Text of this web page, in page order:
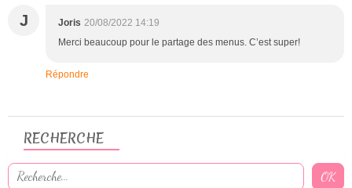
J Joris 20/08/2022 14:19
Merci beaucoup pour le partage des menus. C’est super!
Répondre
RECHERCHE